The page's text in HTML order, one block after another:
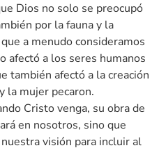
Dios no solo se preocupó
por la fauna y la
a menudo consideramos
afectó a los seres humanos
también afectó a la creación
la mujer pecaron.
Cristo venga, su obra de
en nosotros, sino que
visión para incluir al